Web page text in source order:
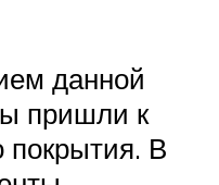
данной
пришли к
покрытия. В